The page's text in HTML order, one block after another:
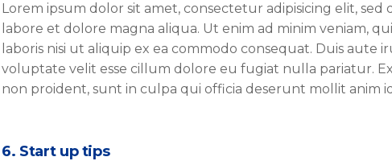
Lorem ipsum dolor sit amet, consectetur adipisicing elit,
labore et dolore magna aliqua. Ut enim ad minim veniam,
laboris nisi ut aliquip ex ea commodo consequat. Duis aute
voluptate velit esse cillum dolore eu fugiat nulla pariatur.
non proident, sunt in culpa qui officia deserunt mollit anim
6. Start up tips